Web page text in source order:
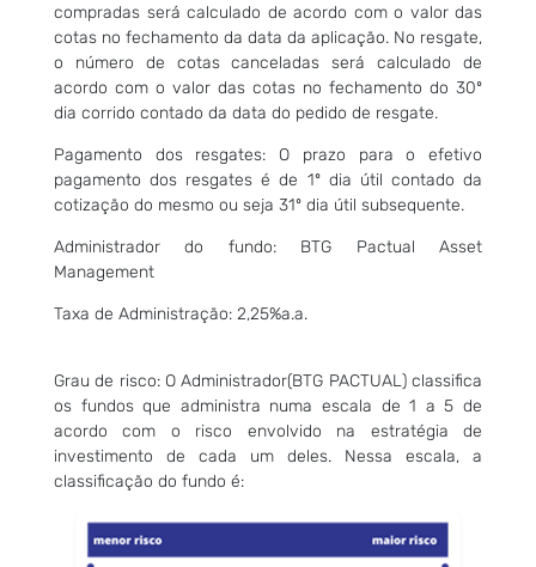
compradas será calculado de acordo com o valor das
cotas no fechamento da data da aplicação. No resgate,
o número de cotas canceladas será calculado de
acordo com o valor das cotas no fechamento do 30º
dia corrido contado da data do pedido de resgate.
Pagamento dos resgates: O prazo para o efetivo
pagamento dos resgates é de 1º dia útil contado da
cotização do mesmo ou seja 31º dia útil subsequente.
Administrador do fundo: BTG Pactual Asset
Management
Taxa de Administração: 2,25%a.a.
Grau de risco: O Administrador(BTG PACTUAL) classifica
os fundos que administra numa escala de 1 a 5 de
acordo com o risco envolvido na estratégia de
investimento de cada um deles. Nessa escala, a
classificação do fundo é: